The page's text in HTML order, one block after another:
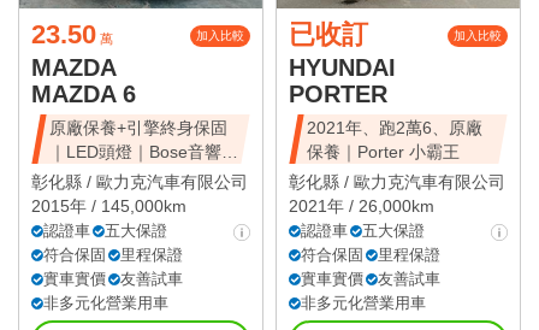
23.50 萬 加入比較
MAZDA
MAZDA 6
原廠保養+引擎終身保固
｜LED頭燈｜Bose音響｜
抬顯｜盲點
彰化縣 / 歐力克汽車有限公司
2015年 / 145,000km
認證車
五大保證
符合保固
里程保證
實車實價
友善試車
非多元化營業用車
已收訂 加入比較
HYUNDAI
PORTER
2021年、跑2萬6、原廠
保養｜Porter 小霸王
彰化縣 / 歐力克汽車有限公司
2021年 / 26,000km
認證車
五大保證
符合保固
里程保證
實車實價
友善試車
非多元化營業用車